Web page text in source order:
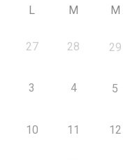
L M M
27 28 29
3 4 5
10 11 12